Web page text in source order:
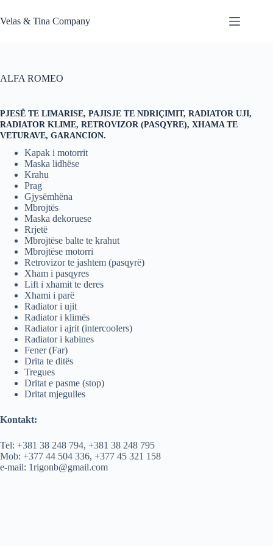
to
content
Velas & Tina Company
ALFA ROMEO
PJESË TE LIMARISE, PAJISJE TE NDRIÇIMIT, RADIATOR UJI,
RADIATOR KLIME, RETROVIZOR (PASQYRE), XHAMA TE
VETURAVE, GARANCION.
Kapak i motorrit
Maska lidhëse
Krahu
Prag
Gjysëmhëna
Mbrojtës
Maska dekoruese
Rrjetë
Mbrojtëse balte te krahut
Mbrojtëse motorri
Retrovizor te jashtem (pasqyrë)
Xham i pasqyres
Lift i xhamit te deres
Xhami i parë
Radiator i ujit
Radiator i klimës
Radiator i ajrit (intercoolers)
Radiator i kabines
Fener (Far)
Drita te ditës
Tregues
Dritat e pasme (stop)
Dritat mjegulles
Kontakt:
Tel: +381 38 248 794, +381 38 248 795
Mob: +377 44 504 336, +377 45 321 158
e-mail: 1rigonb@gmail.com